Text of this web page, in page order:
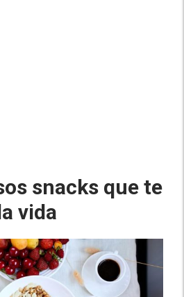
snacks que te
vida